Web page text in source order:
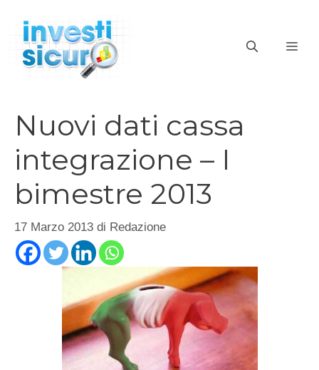
contenuto
Nuovi dati cassa
integrazione – I
bimestre 2013
17 Marzo 2013 di Redazione